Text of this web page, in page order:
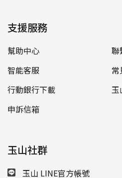
支援服務
幫助中心
聯
智能客服
常
行動銀行下載
玉
申訴信箱
玉山社群
玉山 LINE官方帳號